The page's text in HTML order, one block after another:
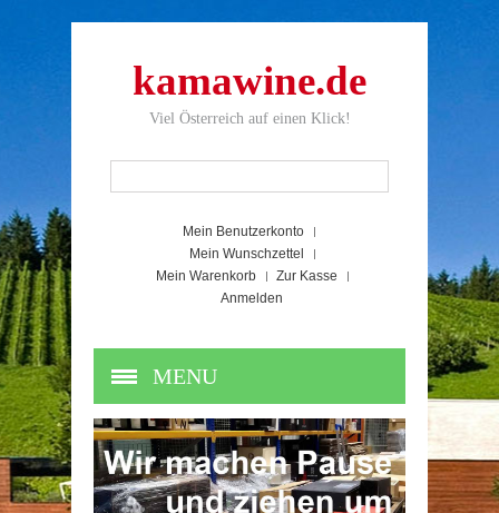
kamawine.de
Viel Österreich auf einen Klick!
Mein Benutzerkonto
Mein Wunschzettel
Mein Warenkorb
Zur Kasse
Anmelden
MENU